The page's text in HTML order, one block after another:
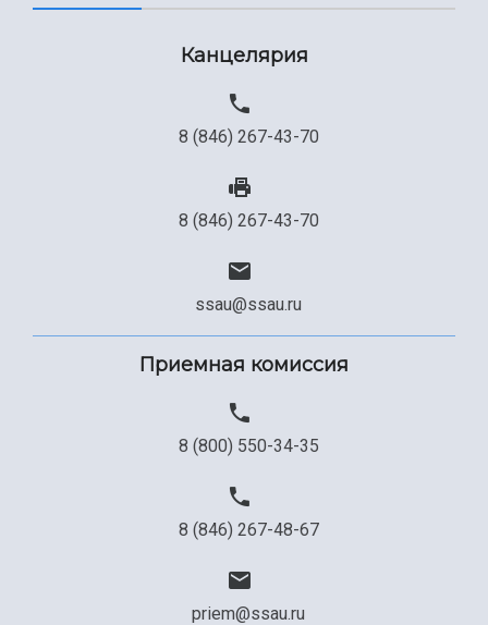
Канцелярия
8 (846) 267-43-70
8 (846) 267-43-70
ssau@ssau.ru
Приемная комиссия
8 (800) 550-34-35
8 (846) 267-48-67
priem@ssau.ru